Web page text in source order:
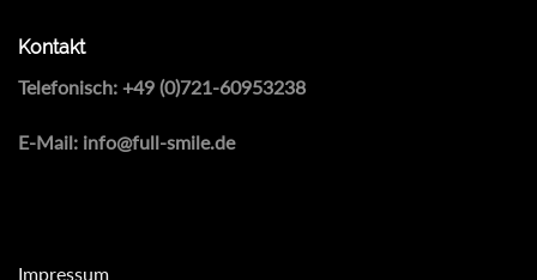
Kontakt
Telefonisch: +49 (0)721-60953238
E-Mail: info@full-smile.de
Impressum